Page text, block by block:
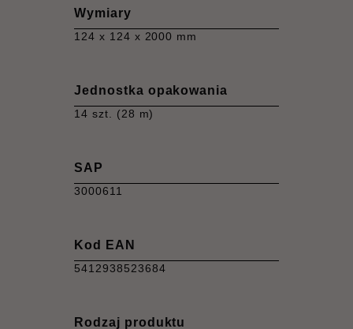
Wymiary
124 x 124 x 2000 mm
Jednostka opakowania
14 szt. (28 m)
SAP
3000611
Kod EAN
5412938523684
Rodzaj produktu